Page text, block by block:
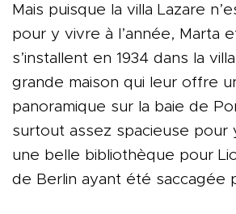
Mais puisque la villa Lazare
pour y vivre à l’année, Marta
s’installent en 1934 dans la
grande maison qui leur offre
panoramique sur la baie de
surtout assez spacieuse pour
une belle bibliothèque pour
de Berlin ayant été saccagée